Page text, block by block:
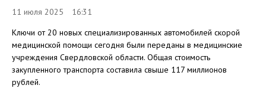
11 июля 2025 16:31
Ключи от 20 новых специализированных автомобилей скорой
медицинской помощи сегодня были переданы в медицинские
учреждения Свердловской области. Общая стоимость
закупленного транспорта составила свыше 117 миллионов
рублей.